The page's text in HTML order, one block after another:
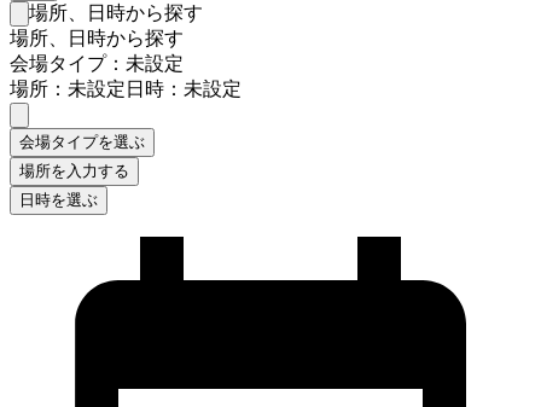
検索フォームを閉じる
場所、日時から探す
場所、日時から探す
会場タイプ：未設定
場所：未設定日時：未設定
会場タイプを選ぶ
場所を入力する
日時を選ぶ